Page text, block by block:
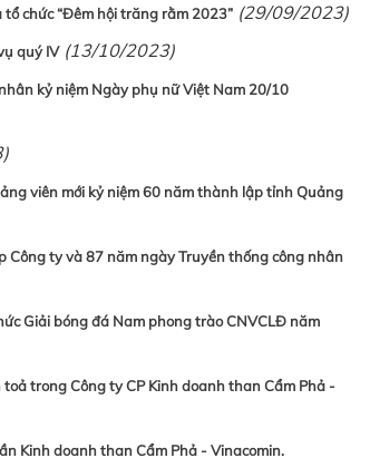
chức “Đêm hội trăng rằm 2023” (29/09/2023)
quý IV (13/10/2023)
kỷ niệm Ngày phụ nữ Việt Nam 20/10
viên mới kỷ niệm 60 năm thành lập tỉnh Quảng
Công ty và 87 năm ngày Truyền thống công nhân
Giải bóng đá Nam phong trào CNVCLĐ năm
trong Công ty CP Kinh doanh than Cẩm Phả -
Kinh doanh than Cẩm Phả - Vinacomin.